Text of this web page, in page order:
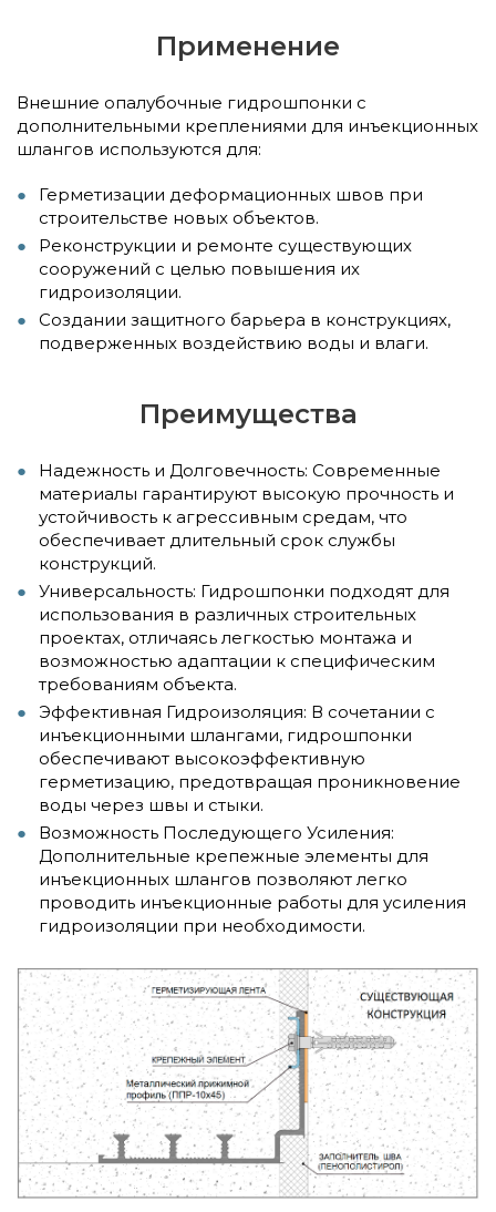
Применение
Внешние опалубочные гидрошпонки с
дополнительными креплениями для инъекционных
шлангов используются для:
Герметизации деформационных швов при
строительстве новых объектов.
Реконструкции и ремонте существующих
сооружений с целью повышения их
гидроизоляции.
Создании защитного барьера в конструкциях,
подверженных воздействию воды и влаги.
Преимущества
Надежность и Долговечность: Современные
материалы гарантируют высокую прочность и
устойчивость к агрессивным средам, что
обеспечивает длительный срок службы
конструкций.
Универсальность: Гидрошпонки подходят для
использования в различных строительных
проектах, отличаясь легкостью монтажа и
возможностью адаптации к специфическим
требованиям объекта.
Эффективная Гидроизоляция: В сочетании с
инъекционными шлангами, гидрошпонки
обеспечивают высокоэффективную
герметизацию, предотвращая проникновение
воды через швы и стыки.
Возможность Последующего Усиления:
Дополнительные крепежные элементы для
инъекционных шлангов позволяют легко
проводить инъекционные работы для усиления
гидроизоляции при необходимости.